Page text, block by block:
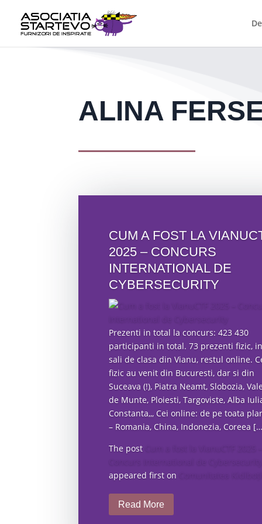
ALINA
CUM A FOST LA
2025 – CONCURS
INTERNATIONAL DE
CYBERSECURITY
Prezenti in total la concurs: 423 430
participanti in total. 73 prezenti fizic,
sali de clasa din Vianu, restul online.
fizic au venit din Bucuresti, dar si din
Suceava (!), Piatra Neamt, Slobozia,
de Munte, Ploiesti, Targoviste, Alba
Constanta,,, Cei online: de pe toata
– Romania, China, Indonezia, Coreea
The post
appeared first on
Read More